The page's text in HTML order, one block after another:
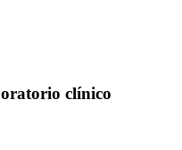
clínico